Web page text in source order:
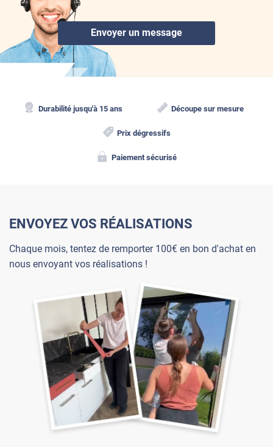
Envoyer un message
Durabilité jusqu'à 15 ans Découpe sur mesure
Prix dégressifs
Paiement sécurisé
ENVOYEZ VOS RÉALISATIONS
Chaque mois, tentez de remporter 100€ en bon d'achat en
nous envoyant vos réalisations !